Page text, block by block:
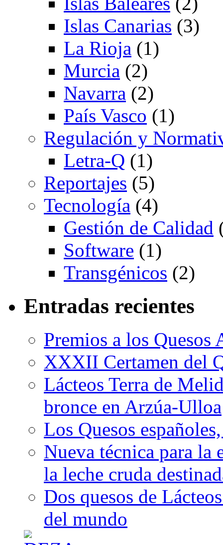
Islas Canarias (3)
La Rioja (1)
Murcia (2)
Navarra (2)
País Vasco (1)
Regulación y
Letra-Q (1)
Reportajes (5)
Tecnología (4)
Gestión de Calidad
Software (1)
Transgénicos (2)
Entradas recientes
Premios a los Quesos
XXXII Certamen del
Lácteos Terra de
bronce en Arzúa-Ulloa
Los Quesos
Nueva técnica para la
la leche cruda
Dos quesos de
del mundo